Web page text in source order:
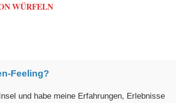
WÜRFELN
Feeling?
und habe meine Erfahrungen, Erlebnisse